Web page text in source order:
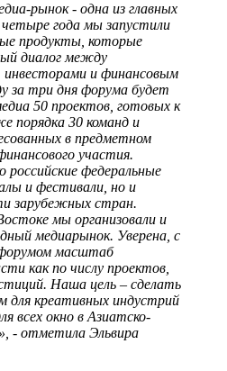
рынок - одна из главных
года мы запустили
продукты, которые
диалог между
и финансовым
за три дня форума будет
50 проектов, готовых к
порядка 30 команд и
в предметном
участия.
федеральные
и фестивали, но и
зарубежных стран.
мы организовали и
медиарынок. Уверена, с
масштаб
как по числу проектов,
Наша цель – сделать
для креативных индустрий
всех окно в Азиатско-
- отметила Эльвира